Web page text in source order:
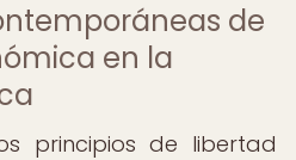
de
en la
principios de libertad